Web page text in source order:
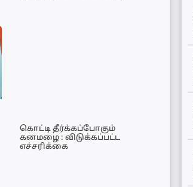
கொட்டி தீர்க்கப்போகும்
கனமழை : விடுக்கப்பட்ட
எச்சரிக்கை